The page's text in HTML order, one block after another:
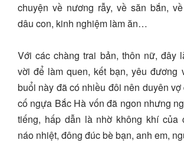
chuyện về nương rẫy, về săn bắn,
dâu con, kinh nghiệm làm ăn…
Với các chàng trai bản, thôn nữ, đây
vời để làm quen, kết bạn, yêu đương
buổi này đã có nhiều đôi nên duyên
cố ngựa Bắc Hà vốn đã ngon nhưng
tiếng, hấp dẫn là nhờ không khí của
náo nhiệt, đông đúc bè bạn, anh em,